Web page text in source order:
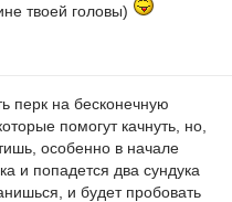
твоей головы)
перк на бесконечную
помогут качнуть, но,
особенно в начале
и попадется два сундука
и будет пробовать